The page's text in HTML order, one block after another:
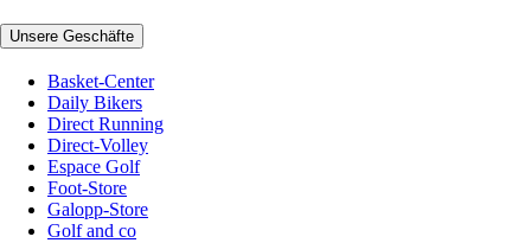
Unsere Geschäfte
Basket-Center
Daily Bikers
Direct Running
Direct-Volley
Espace Golf
Foot-Store
Galopp-Store
Golf and co